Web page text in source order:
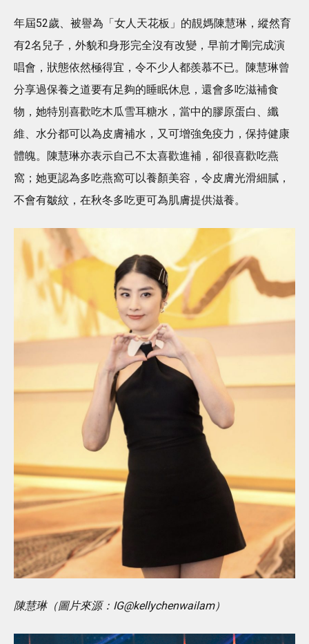
年屆52歲、被譽為「女人天花板」的靚媽陳慧琳，縱然育
有2名兒子，外貌和身形完全沒有改變，早前才剛完成演
唱會，狀態依然極得宜，令不少人都羨慕不已。陳慧琳曾
分享過保養之道要有足夠的睡眠休息，還會多吃滋補食
物，她特別喜歡吃木瓜雪耳糖水，當中的膠原蛋白、纖
維、水分都可以為皮膚補水，又可增強免疫力，保持健康
體魄。陳慧琳亦表示自己不太喜歡進補，卻很喜歡吃燕
窩；她更認為多吃燕窩可以養顏美容，令皮膚光滑細膩，
不會有皺紋，在秋冬多吃更可為肌膚提供滋養。
陳慧琳（圖片來源：IG@kellychenwailam）